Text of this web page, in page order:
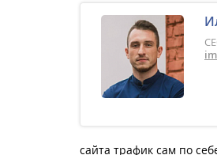
сайта трафик сам по